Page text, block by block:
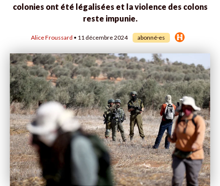
colonies ont été légalisées et la violence des colons
reste impunie.
Alice Froussard • 11 décembre 2024 abonné·es